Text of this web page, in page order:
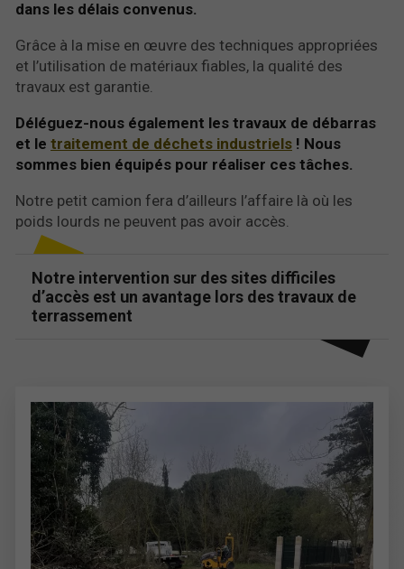
dans les délais convenus.
Grâce à la mise en œuvre des techniques appropriées
et l’utilisation de matériaux fiables, la qualité des
travaux est garantie.
Déléguez-nous également les travaux de débarras
et letraitement de déchets industriels ! Nous
sommes bien équipés pour réaliser ces tâches.
Notre petit camion fera d’ailleurs l’affaire là où les
poids lourds ne peuvent pas avoir accès.
Notre intervention sur des sites difficiles
d’accès est un avantage lors des travaux de
terrassement